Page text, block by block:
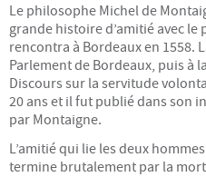
Éducation, familles
Énergie
Le philosophe Michel de
grande histoire d’amitié avec le
rencontra à Bordeaux en 1558.
Parlement de Bordeaux, puis à
Discours sur la servitude
20 ans et il fut publié dans son
par Montaigne.
L’amitié qui lie les deux
termine brutalement par la mort